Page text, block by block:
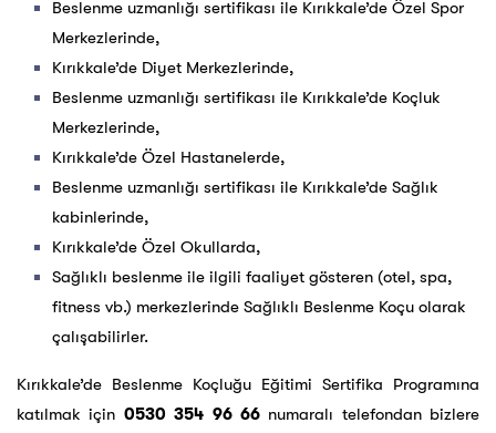
Beslenme uzmanlığı sertifikası ile Kırıkkale’de Özel Spor
Merkezlerinde,
Kırıkkale’de Diyet Merkezlerinde,
Beslenme uzmanlığı sertifikası ile Kırıkkale’de Koçluk
Merkezlerinde,
Kırıkkale’de Özel Hastanelerde,
Beslenme uzmanlığı sertifikası ile Kırıkkale’de Sağlık
kabinlerinde,
Kırıkkale’de Özel Okullarda,
Sağlıklı beslenme ile ilgili faaliyet gösteren (otel, spa,
fitness vb.) merkezlerinde Sağlıklı Beslenme Koçu olarak
çalışabilirler.
Kırıkkale’de Beslenme Koçluğu Eğitimi Sertifika Programına
katılmak için 0530 354 96 66numaralı telefondan bizlere